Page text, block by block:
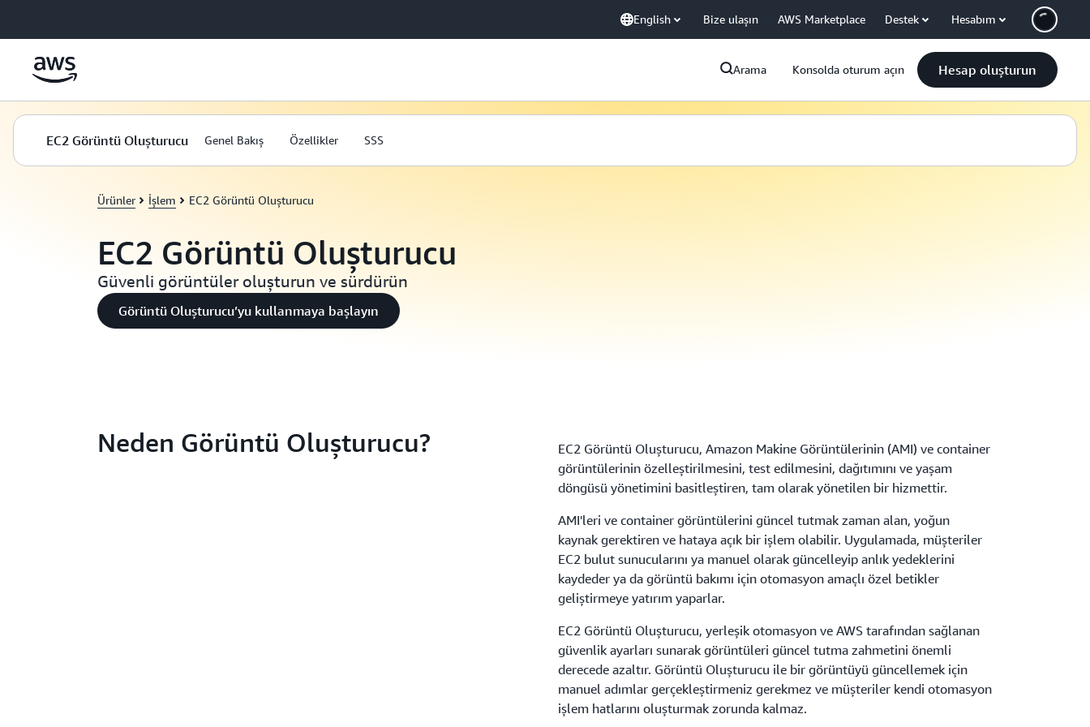
English Bize ulaşın AWS Marketplace Destek Hesabım
Arama Konsolda oturum açın Hesap oluşturun
EC2 Görüntü Oluşturucu Genel Bakış Özellikler SSS
Ürünler İşlem EC2 Görüntü Oluşturucu
EC2 Görüntü Oluşturucu
Güvenli görüntüler oluşturun ve sürdürün
Görüntü Oluşturucu’yu kullanmaya başlayın
Neden Görüntü Oluşturucu?
EC2 Görüntü Oluşturucu, Amazon Makine Görüntülerinin (AMI) ve container
görüntülerinin özelleştirilmesini, test edilmesini, dağıtımını ve yaşam
döngüsü yönetimini basitleştiren, tam olarak yönetilen bir hizmettir.
AMI'leri ve container görüntülerini güncel tutmak zaman alan, yoğun
kaynak gerektiren ve hataya açık bir işlem olabilir. Uygulamada, müşteriler
EC2 bulut sunucularını ya manuel olarak güncelleyip anlık yedeklerini
kaydeder ya da görüntü bakımı için otomasyon amaçlı özel betikler
geliştirmeye yatırım yaparlar.
EC2 Görüntü Oluşturucu, yerleşik otomasyon ve AWS tarafından sağlanan
güvenlik ayarları sunarak görüntüleri güncel tutma zahmetini önemli
derecede azaltır. Görüntü Oluşturucu ile bir görüntüyü güncellemek için
manuel adımlar gerçekleştirmeniz gerekmez ve müşteriler kendi otomasyon
işlem hatlarını oluşturmak zorunda kalmaz.